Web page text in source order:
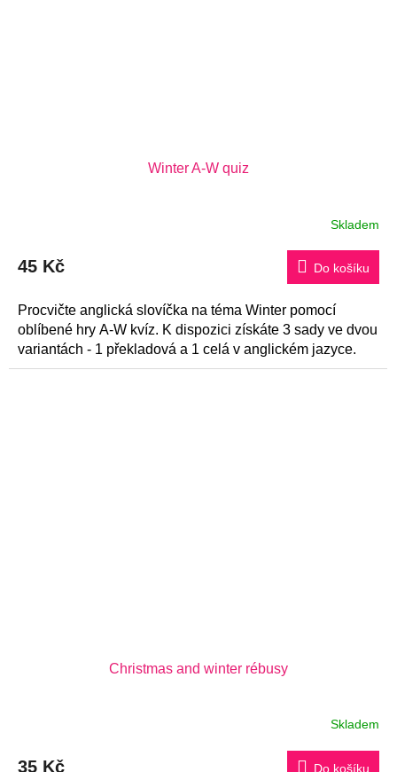
Winter A-W quiz
Skladem
45 Kč Do košíku
Procvičte anglická slovíčka na téma Winter pomocí
oblíbené hry A-W kvíz. K dispozici získáte 3 sady ve dvou
variantách - 1 překladová a 1 celá v anglickém jazyce.
Christmas and winter rébusy
Skladem
35 Kč Do košíku